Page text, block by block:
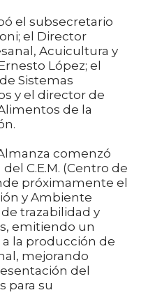
el subsecretario
el Director
Acuicultura y
López; el
Sistemas
y el director de
de la
comenzó
C.E.M. (Centro de
próximamente el
y Ambiente
trazabilidad y
emitiendo un
la producción de
mejorando
del
para su